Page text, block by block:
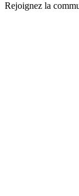
Rejoignez la